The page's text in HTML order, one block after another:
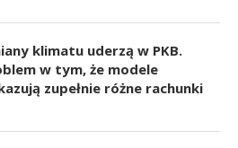
klimatu uderzą w PKB.
w tym, że modele
zupełnie różne rachunki